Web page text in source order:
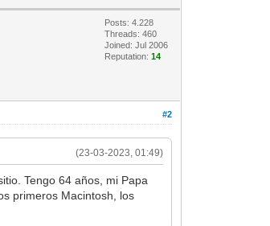
Posts: 4.228
Threads: 460
Joined: Jul 2006
Reputation:14
#2
(23-03-2023, 01:49)
Tengo 64 años, mi Papa
primeros Macintosh, los